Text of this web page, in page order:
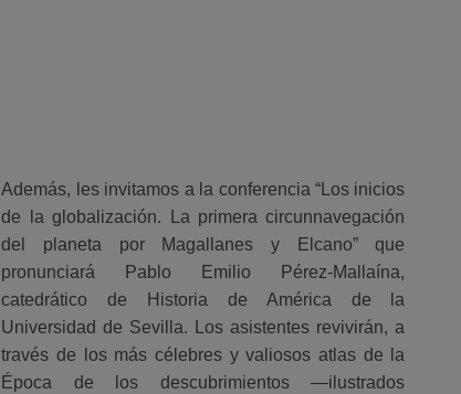
Además, les invitamos a la conferencia “Los inicios
de la globalización. La primera circunnavegación
del planeta por Magallanes y Elcano” que
pronunciará Pablo Emilio Pérez-Mallaína,
catedrático de Historia de América de la
Universidad de Sevilla. Los asistentes revivirán, a
través de los más célebres y valiosos atlas de la
Época de los descubrimientos ―ilustrados